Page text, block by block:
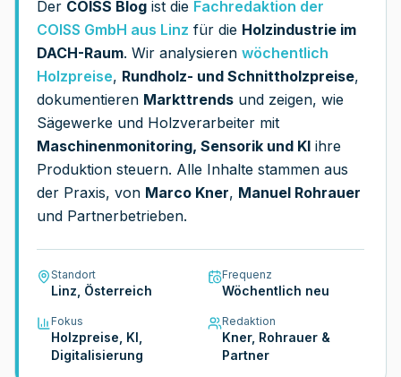
Der COISS Blog ist die Fachredaktion der
COISS GmbH aus Linz für die Holzindustrie im
DACH-Raum. Wir analysieren wöchentlich
Holzpreise, Rundholz- und Schnittholzpreise,
dokumentieren Markttrends und zeigen, wie
Sägewerke und Holzverarbeiter mit
Maschinenmonitoring, Sensorik und KI ihre
Produktion steuern. Alle Inhalte stammen aus
der Praxis, von Marco Kner, Manuel Rohrauer
und Partnerbetrieben.
Standort
Linz, Österreich
Frequenz
Wöchentlich neu
Fokus
Holzpreise, KI,
Digitalisierung
Redaktion
Kner, Rohrauer &
Partner